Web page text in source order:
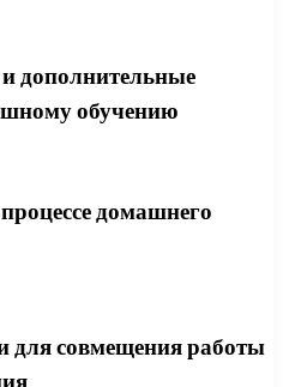
дополнительные
обучению
домашнего
для совмещения работы